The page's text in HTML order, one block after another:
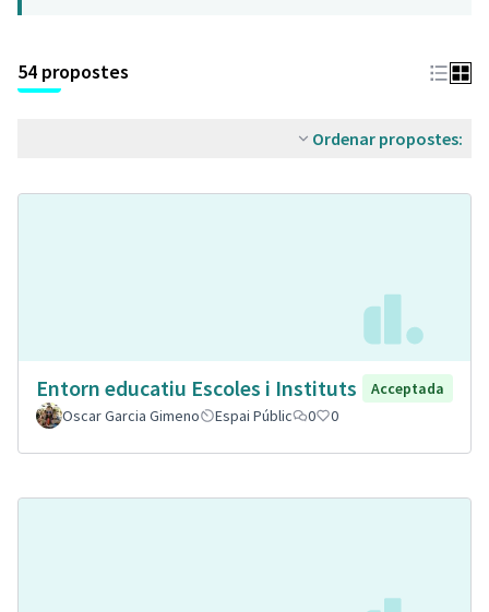
54 propostes
Ordenar propostes:
Entorn educatiu Escoles i Instituts
Acceptada
Oscar Garcia Gimeno
Espai Públic 0 0